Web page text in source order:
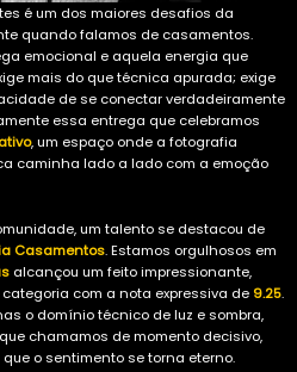
é um dos maiores desafios da
quando falamos de casamentos.
emocional e aquela energia que
mais do que técnica apurada; exige
de se conectar verdadeiramente
essa entrega que celebramos
, um espaço onde a fotografia
caminha lado a lado com a emoção
um talento se destacou de
Casamentos. Estamos orgulhosos em
alcançou um feito impressionante,
com a nota expressiva de 9.25.
o domínio técnico de luz e sombra,
chamamos de momento decisivo,
o sentimento se torna eterno.